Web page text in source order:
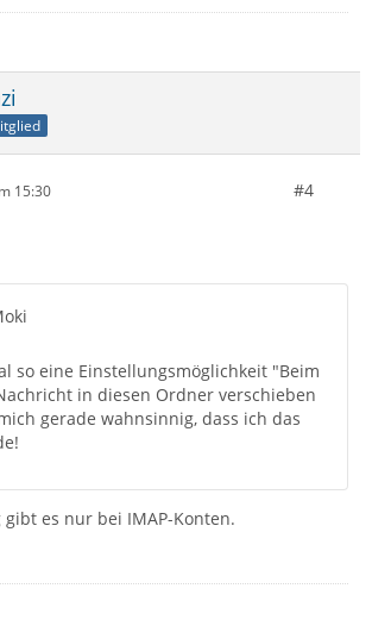
15:30 #4
so eine Einstellungsmöglichkeit "Beim
in diesen Ordner verschieben
gerade wahnsinnig, dass ich das
es nur bei IMAP-Konten.